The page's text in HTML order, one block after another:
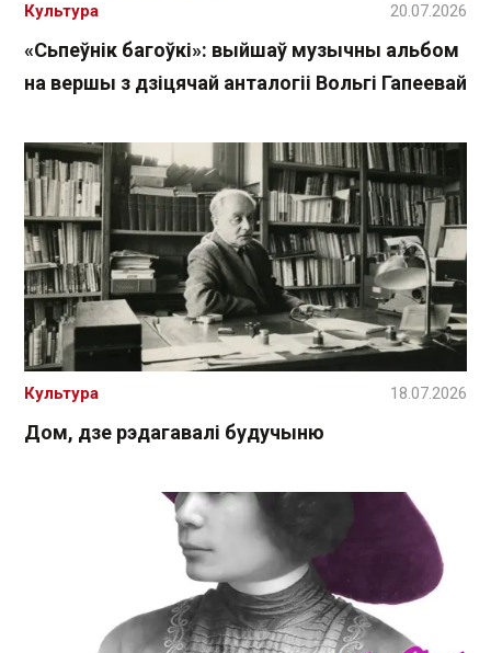
«Сьпеўнік багоўкі»: выйшаў музычны альбом
на вершы з дзіцячай анталогіі Вольгі Гапеевай
Культура 20.07.2026
Дом, дзе рэдагавалі будучыню
Культура 18.07.2026